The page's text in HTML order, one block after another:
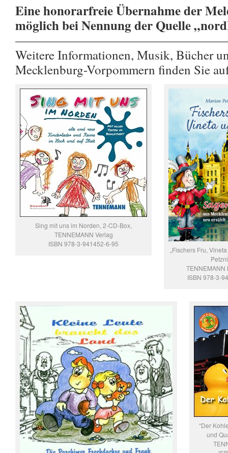
Eine honorarfreie Übernahme der
möglich bei Nennung der Quelle
Weitere Informationen, Musik, Bücher
Mecklenburg-Vorpommern finden Sie
Sing mit uns im Norden, 2-CD-Box,
TENNEMANN Verlag
ISBN 978-3-941452-6-95
„Fischers Fru,
TENNEMANN
ISBN 978-3-
“Der
und